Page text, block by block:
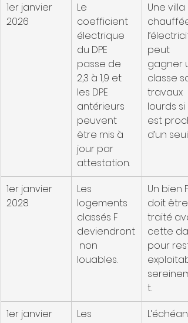
1er janvier
2026
Le
coefficient
électrique
du DPE
passe de
2,3 à 1,9 et
les DPE
antérieurs
peuvent
être mis à
jour par
attestation.
Une villa
peut
gagner
classe
travaux
lourds si
est
d’un seuil.
1er janvier
2028
Les
logements
classés F
deviendront
non
louables.
Un bien F
doit être
traité
cette
pour
t.
1er janvier
Les